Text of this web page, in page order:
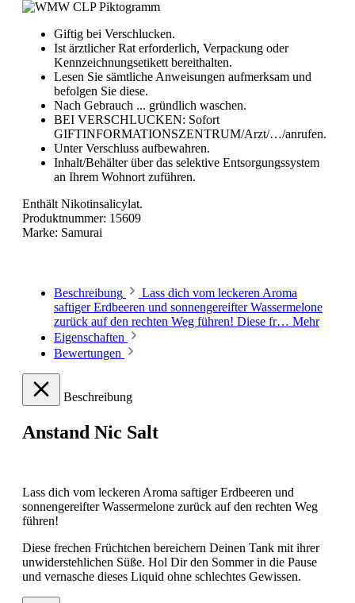
Giftig bei Verschlucken.
Ist ärztlicher Rat erforderlich, Verpackung oder
Kennzeichnungsetikett bereithalten.
Lesen Sie sämtliche Anwei­sungen aufmerksam und
befolgen Sie diese.
Nach Gebrauch ... gründlich waschen.
BEI VERSCHLUCKEN: Sofort
GIFTINFORMATIONSZENTRUM/Arzt/…/anrufen.
Unter Verschluss aufbewahren.
Inhalt/Behälter über das selektive Entsorgungssystem
an Ihrem Wohnort zuführen.
Enthält Nikotinsalicylat.
Produktnummer: 15609
Marke: Samurai
Beschreibung
Lass dich vom leckeren Aroma
saftiger Erdbeeren und sonnengereifter Wassermelone
zurück auf den rechten Weg führen! Diese fr… Mehr
Eigenschaften
Bewertungen
Beschreibung
Anstand Nic Salt
Lass dich vom leckeren Aroma saftiger Erdbeeren und
sonnengereifter Wassermelone zurück auf den rechten Weg
führen!
Diese frechen Früchtchen bereichern Deinen Tank mit ihrer
unwiderstehlichen Süße. Hol Dir den Sommer in die Pause
und vernasche dieses Liquid ohne schlechtes Gewissen.